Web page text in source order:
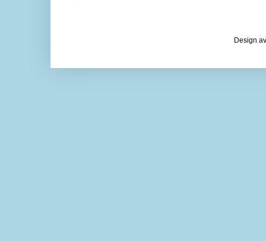
Design